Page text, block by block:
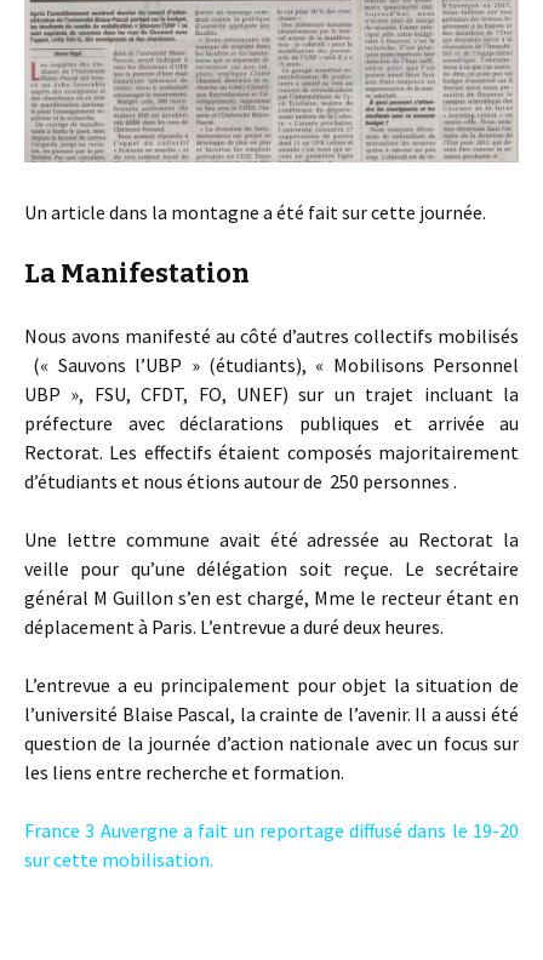
Un article dans la montagne a été fait sur cette journée.
La Manifestation
Nous avons manifesté au côté d’autres collectifs mobilisés
(« Sauvons l’UBP » (étudiants), « Mobilisons Personnel
UBP », FSU, CFDT, FO, UNEF) sur un trajet incluant la
préfecture avec déclarations publiques et arrivée au
Rectorat. Les effectifs étaient composés majoritairement
d’étudiants et nous étions autour de 250 personnes .
Une lettre commune avait été adressée au Rectorat la
veille pour qu’une délégation soit reçue. Le secrétaire
général M Guillon s’en est chargé, Mme le recteur étant en
déplacement à Paris. L’entrevue a duré deux heures.
L’entrevue a eu principalement pour objet la situation de
l’université Blaise Pascal, la crainte de l’avenir. Il a aussi été
question de la journée d’action nationale avec un focus sur
les liens entre recherche et formation.
France 3 Auvergne a fait un reportage diffusé dans le 19-20
sur cette mobilisation.